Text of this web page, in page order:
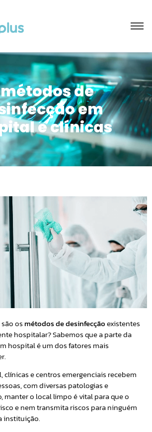
de
em
e clínicas
os métodos de desinfecçãoexistentes
hospitalar? Sabemos que a parte da
hospital é um dos fatores mais
clínicas e centros emergenciais recebem
com diversas patologias e
manter o local limpo é vital para que o
e nem transmita riscos para ninguém
instituição.